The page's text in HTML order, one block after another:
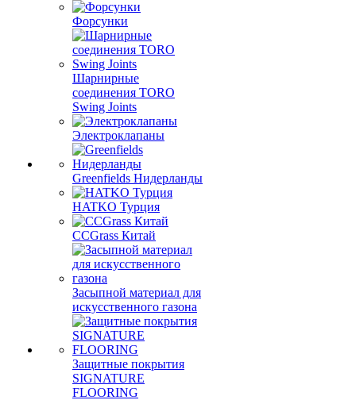
Форсунки
Шарнирные
соединения TORO
Swing Joints
Электроклапаны
Greenfields Нидерланды
HATKO Турция
CCGrass Китай
Засыпной материал для
искусственного газона
Защитные покрытия
SIGNATURE
FLOORING